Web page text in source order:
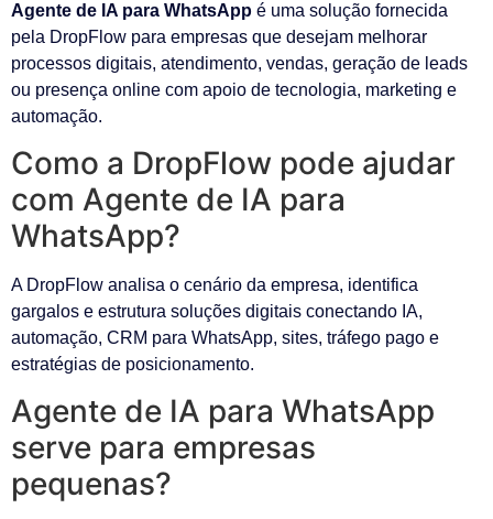
Agente de IA para WhatsApp é uma solução fornecida
pela DropFlow para empresas que desejam melhorar
processos digitais, atendimento, vendas, geração de leads
ou presença online com apoio de tecnologia, marketing e
automação.
Como a DropFlow pode ajudar
com Agente de IA para
WhatsApp?
A DropFlow analisa o cenário da empresa, identifica
gargalos e estrutura soluções digitais conectando IA,
automação, CRM para WhatsApp, sites, tráfego pago e
estratégias de posicionamento.
Agente de IA para WhatsApp
serve para empresas
pequenas?